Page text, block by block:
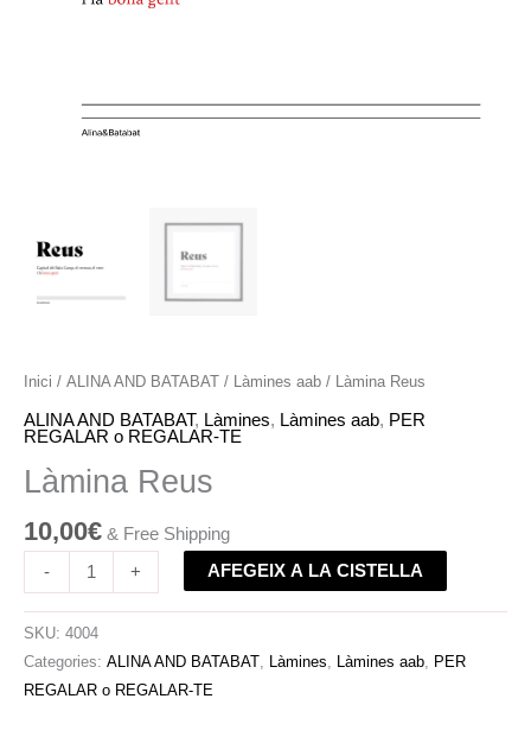
Inici / ALINA AND BATABAT / Làmines aab / Làmina Reus
ALINA AND BATABAT, Làmines, Làmines aab, PER
REGALAR o REGALAR-TE
Làmina Reus
10,00€ & Free Shipping
- + AFEGEIX A LA CISTELLA
SKU: 4004
Categories: ALINA AND BATABAT, Làmines, Làmines aab, PER
REGALAR o REGALAR-TE